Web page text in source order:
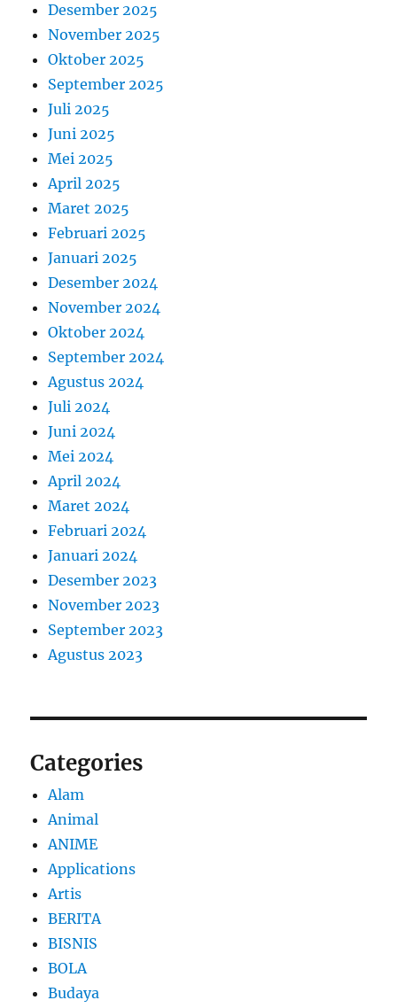
Desember 2025
November 2025
Oktober 2025
September 2025
Juli 2025
Juni 2025
Mei 2025
April 2025
Maret 2025
Februari 2025
Januari 2025
Desember 2024
November 2024
Oktober 2024
September 2024
Agustus 2024
Juli 2024
Juni 2024
Mei 2024
April 2024
Maret 2024
Februari 2024
Januari 2024
Desember 2023
November 2023
September 2023
Agustus 2023
Categories
Alam
Animal
ANIME
Applications
Artis
BERITA
BISNIS
BOLA
Budaya